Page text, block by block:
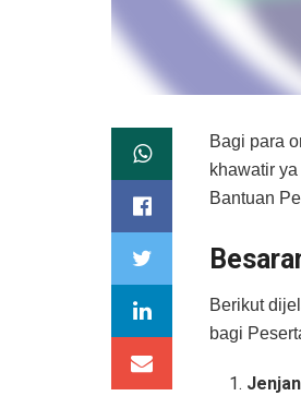
Bagi para
khawatir
Bantuan
Berikut
bagi